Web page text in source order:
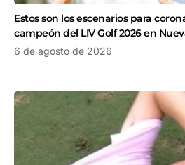
Estos son los escenarios para
campeón del LIV Golf 2026 en
6 de agosto de 2026